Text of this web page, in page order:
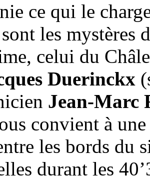
ce qui le
les mystères
celui du
Duerinckx
Jean-Marc
convient à
les bords du
durant les